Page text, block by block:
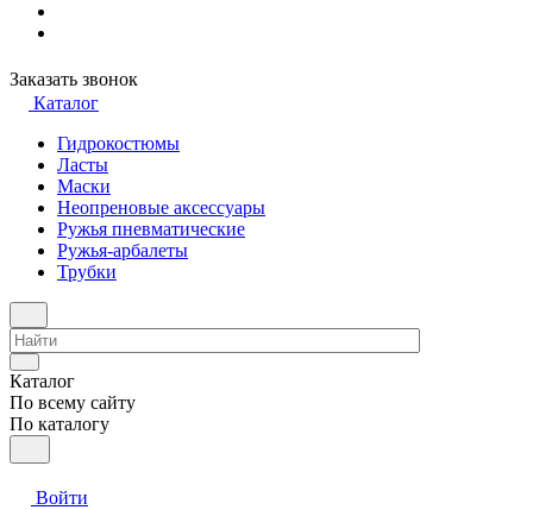
Заказать звонок
Каталог
Гидрокостюмы
Ласты
Маски
Неопреновые аксессуары
Ружья пневматические
Ружья-арбалеты
Трубки
Каталог
По всему сайту
По каталогу
Войти